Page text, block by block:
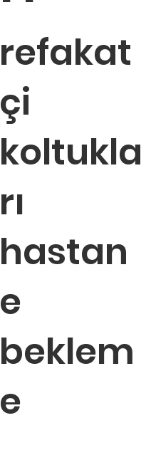
refakat
çi
koltukla
rı
hastan
e
beklem
e